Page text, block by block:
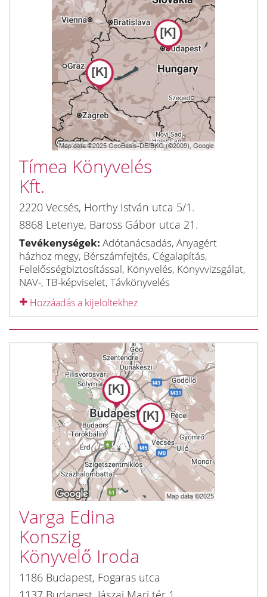
Tímea Könyvelés
Kft.
2220 Vecsés, Horthy István utca 5/1.
8868 Letenye, Baross Gábor utca 21.
Tevékenységek: Adótanácsadás, Anyagért
házhoz megy, Bérszámfejtés, Cégalapítás,
Felelősségbiztosítással, Könyvelés, Könyvvizsgálat,
NAV-, TB-képviselet, Távkönyvelés
Hozzáadás a kijelöltekhez
Varga Edina
Konszig
Könyvelő Iroda
1186 Budapest, Fogaras utca